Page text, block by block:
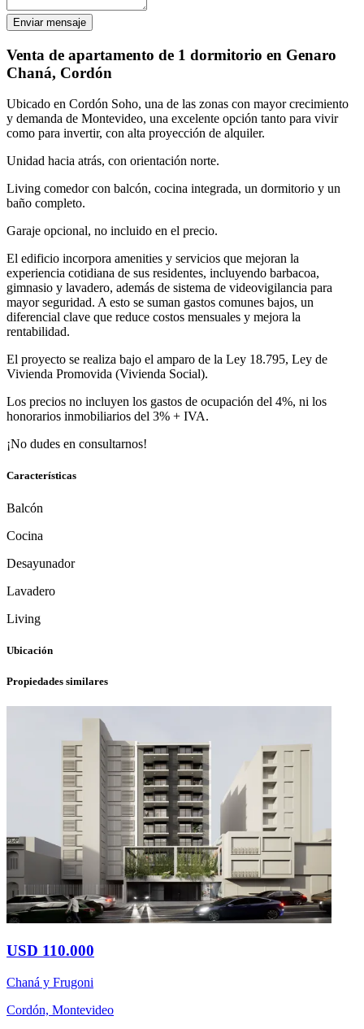
Enviar mensaje
Venta de apartamento de 1 dormitorio en Genaro
Chaná, Cordón
Ubicado en Cordón Soho, una de las zonas con mayor crecimiento
y demanda de Montevideo, una excelente opción tanto para vivir
como para invertir, con alta proyección de alquiler.
Unidad hacia atrás, con orientación norte.
Living comedor con balcón, cocina integrada, un dormitorio y un
baño completo.
Garaje opcional, no incluido en el precio.
El edificio incorpora amenities y servicios que mejoran la
experiencia cotidiana de sus residentes, incluyendo barbacoa,
gimnasio y lavadero, además de sistema de videovigilancia para
mayor seguridad. A esto se suman gastos comunes bajos, un
diferencial clave que reduce costos mensuales y mejora la
rentabilidad.
El proyecto se realiza bajo el amparo de la Ley 18.795, Ley de
Vivienda Promovida (Vivienda Social).
Los precios no incluyen los gastos de ocupación del 4%, ni los
honorarios inmobiliarios del 3% + IVA.
¡No dudes en consultarnos!
Características
Balcón
Cocina
Desayunador
Lavadero
Living
Ubicación
Propiedades similares
USD 110.000
Chaná y Frugoni
Cordón, Montevideo